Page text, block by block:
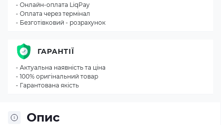
Опис
- Онлайн-оплата LiqPay
- Оплата через термінал
- Безготівковий - розрахунок
ГАРАНТІЇ
- Актуальна наявність та ціна
- 100% оригінальний товар
- Гарантована якість